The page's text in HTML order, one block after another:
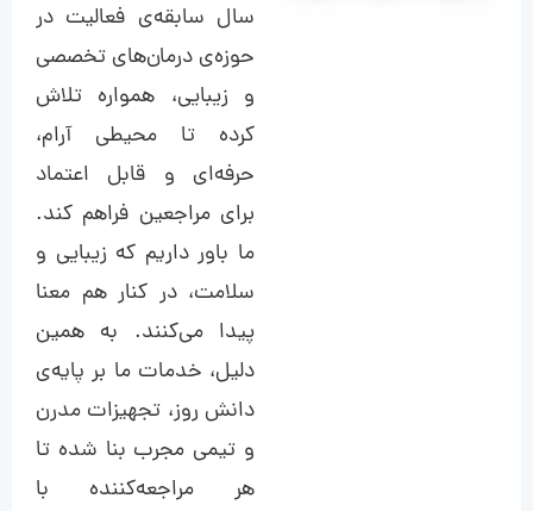
سال سابقه‌ی فعالیت در
حوزه‌ی درمان‌های تخصصی
و زیبایی، همواره تلاش
کرده تا محیطی آرام،
حرفه‌ای و قابل اعتماد
برای مراجعین فراهم کند.
ما باور داریم که زیبایی و
سلامت، در کنار هم معنا
پیدا می‌کنند. به همین
دلیل، خدمات ما بر پایه‌ی
دانش روز، تجهیزات مدرن
و تیمی مجرب بنا شده تا
هر مراجعه‌کننده با